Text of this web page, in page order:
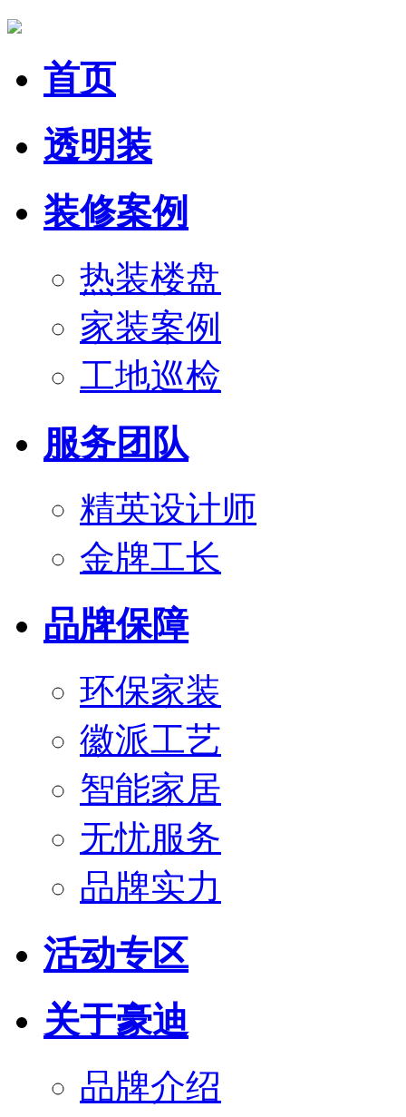
首页
透明装
装修案例
热装楼盘
家装案例
工地巡检
服务团队
精英设计师
金牌工长
品牌保障
环保家装
徽派工艺
智能家居
无忧服务
品牌实力
活动专区
关于豪迪
品牌介绍